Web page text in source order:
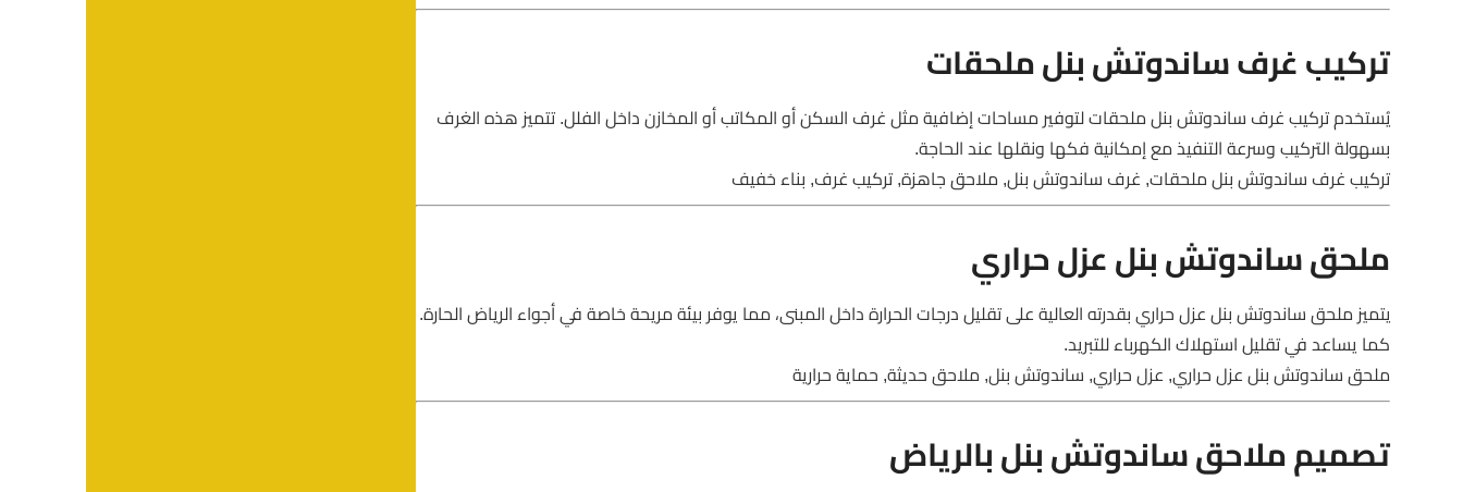
تركيب غرف ساندوتش بنل ملحقات
يُستخدم تركيب غرف ساندوتش بنل ملحقات لتوفير مساحات إضافية مثل غرف السكن أو المكاتب أو المخازن داخل الفلل. تتميز هذه الغرف
بسهولة التركيب وسرعة التنفيذ مع إمكانية فكها ونقلها عند الحاجة.
تركيب غرف ساندوتش بنل ملحقات, غرف ساندوتش بنل, ملاحق جاهزة, تركيب غرف, بناء خفيف
ملحق ساندوتش بنل عزل حراري
يتميز ملحق ساندوتش بنل عزل حراري بقدرته العالية على تقليل درجات الحرارة داخل المبنى، مما يوفر بيئة مريحة خاصة في أجواء الرياض الحارة.
كما يساعد في تقليل استهلاك الكهرباء للتبريد.
ملحق ساندوتش بنل عزل حراري, عزل حراري, ساندوتش بنل, ملاحق حديثة, حماية حرارية
تصميم ملاحق ساندوتش بنل بالرياض